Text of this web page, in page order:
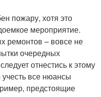
пожару, хотя это
мероприятие.
ремонтов – вовсе не
очередных
отнестись к этому
все нюансы
предстоящие